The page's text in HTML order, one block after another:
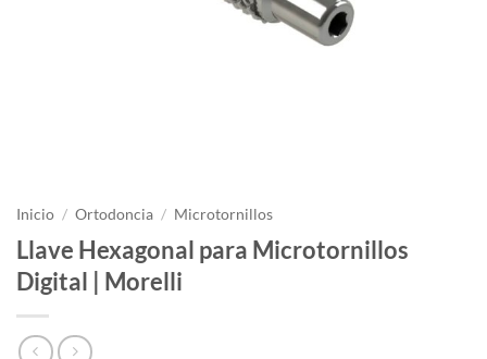
Inicio / Ortodoncia / Microtornillos
Llave Hexagonal para Microtornillos
Digital | Morelli